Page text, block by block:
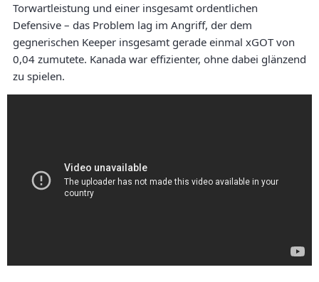
Torwartleistung und einer insgesamt ordentlichen
Defensive – das Problem lag im Angriff, der dem
gegnerischen Keeper insgesamt gerade einmal xGOT von
0,04 zumutete. Kanada war effizienter, ohne dabei glänzend
zu spielen.